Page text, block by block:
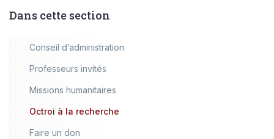
Dans cette section
Conseil d’administration
Professeurs invités
Missions humanitaires
Octroi à la recherche
Faire un don